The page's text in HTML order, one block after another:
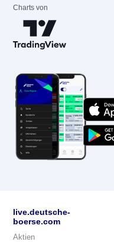
Charts von
live.deutsche-
boerse.com
Aktien